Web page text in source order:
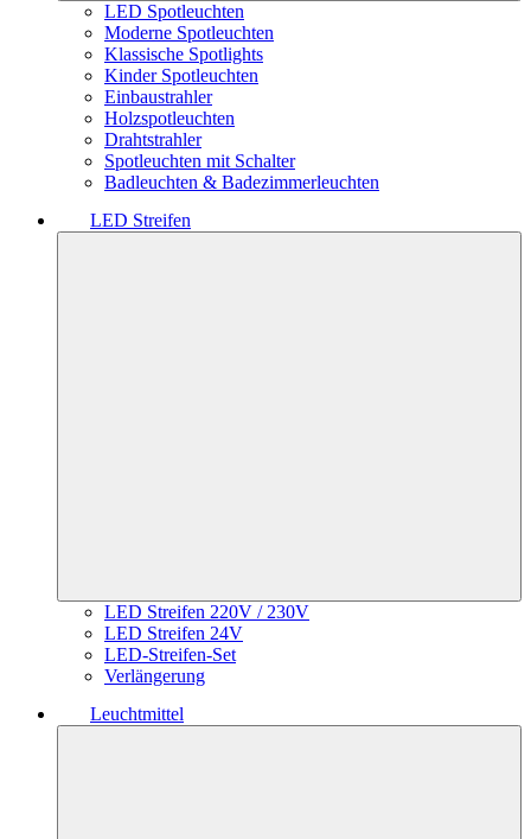
LED Spotleuchten
Moderne Spotleuchten
Klassische Spotlights
Kinder Spotleuchten
Einbaustrahler
Holzspotleuchten
Drahtstrahler
Spotleuchten mit Schalter
Badleuchten & Badezimmerleuchten
LED Streifen
LED Streifen 220V / 230V
LED Streifen 24V
LED-Streifen-Set
Verlängerung
Leuchtmittel